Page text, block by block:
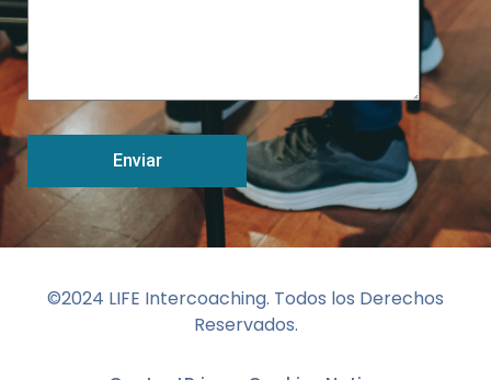
©2024 LIFE Intercoaching. Todos los Derechos
Reservados.